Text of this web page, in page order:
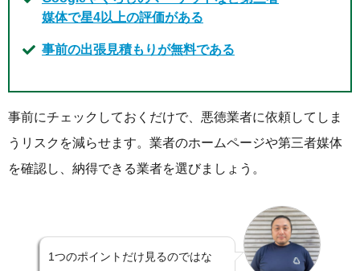
媒体で星4以上の評価がある
事前の出張見積もりが無料である
事前にチェックしておくだけで、悪徳業者に依頼してしま
うリスクを減らせます。業者のホームページや第三者媒体
を確認し、納得できる業者を選びましょう。
1つのポイントだけ見るのではな